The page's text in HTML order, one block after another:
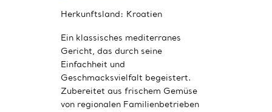
Herkunftsland: Kroatien
Ein klassisches mediterranes
Gericht, das durch seine
Einfachheit und
Geschmacksvielfalt begeistert.
Zubereitet aus frischem Gemüse
von regionalen Familienbetrieben